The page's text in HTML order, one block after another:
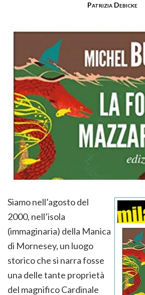
Patrizia Debicke
Siamo nell’agosto del
2000, nell’isola
(immaginaria) della Manica
di Mornesey, un luogo
storico che si narra fosse
una delle tante proprietà
del magnifico Cardinale